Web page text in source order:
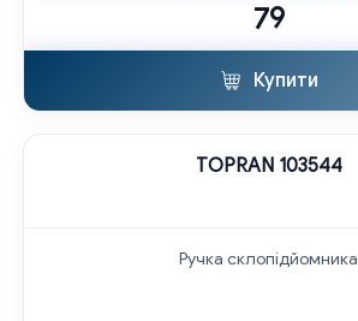
79
Купити
TOPRAN 103544
Ручка склопідйомника